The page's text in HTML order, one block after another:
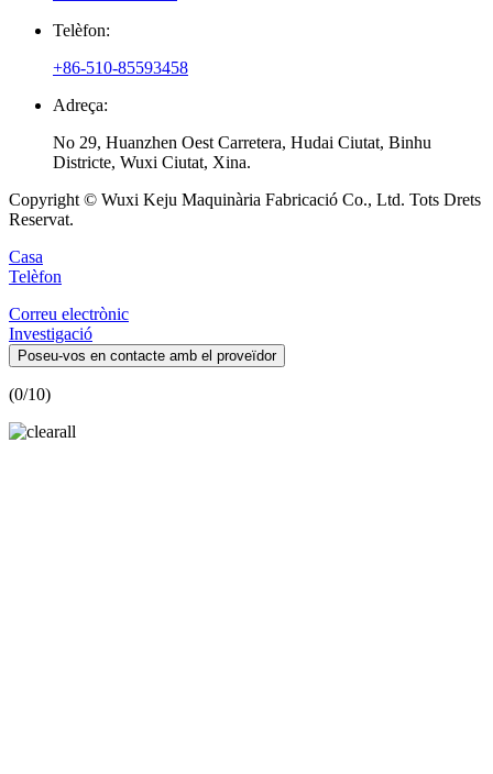
Telèfon:
+86-510-85593458
Adreça:
No 29, Huanzhen Oest Carretera, Hudai Ciutat, Binhu
Districte, Wuxi Ciutat, Xina.
Copyright © Wuxi Keju Maquinària Fabricació Co., Ltd. Tots Drets
Reservat.
Casa
Telèfon
Correu electrònic
Investigació
Poseu-vos en contacte amb el proveïdor
(0/10)